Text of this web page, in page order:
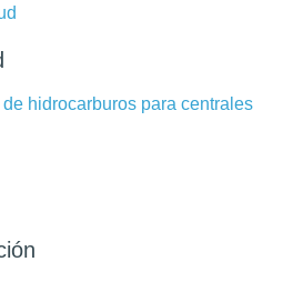
hidrocarburos para centrales